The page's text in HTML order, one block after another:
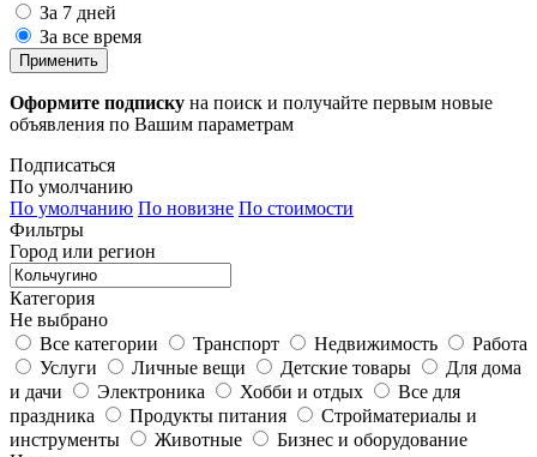
За 7 дней
За все время
Применить
Оформите подписку на поиск и получайте первым новые
объявления по Вашим параметрам
Подписаться
По умолчанию
По умолчанию По новизне По стоимости
Фильтры
Город или регион
Категория
Не выбрано
Все категории
Транспорт Недвижимость
Работа
Услуги
Личные вещи Детские товары
Для дома
и дачи
Электроника Хобби и отдых
Все для
праздника
Продукты питания
Стройматериалы и
инструменты
Животные
Бизнес и оборудование